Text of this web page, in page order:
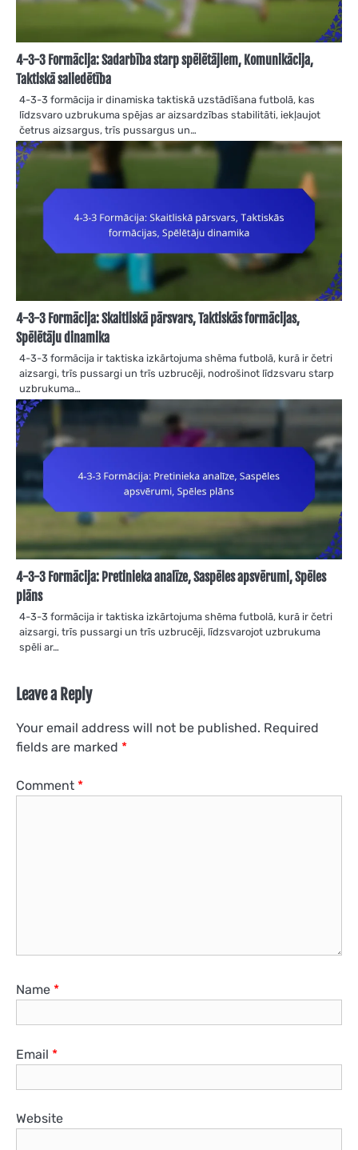
4-3-3 Formācija: Sadarbība starp spēlētājiem, Komunikācija,
Taktiskā saliedētība
4-3-3 formācija ir dinamiska taktiskā uzstādīšana futbolā, kas
līdzsvaro uzbrukuma spējas ar aizsardzības stabilitāti, iekļaujot
četrus aizsargus, trīs pussargus un…
4-3-3 Formācija: Skaitliskā pārsvars, Taktiskās formācijas,
Spēlētāju dinamika
4-3-3 formācija ir taktiska izkārtojuma shēma futbolā, kurā ir četri
aizsargi, trīs pussargi un trīs uzbrucēji, nodrošinot līdzsvaru starp
uzbrukuma…
4-3-3 Formācija: Pretinieka analīze, Saspēles apsvērumi, Spēles
plāns
4-3-3 formācija ir taktiska izkārtojuma shēma futbolā, kurā ir četri
aizsargi, trīs pussargi un trīs uzbrucēji, līdzsvarojot uzbrukuma
spēli ar…
Leave a Reply
Your email address will not be published. Required
fields are marked *
Comment *
Name *
Email *
Website